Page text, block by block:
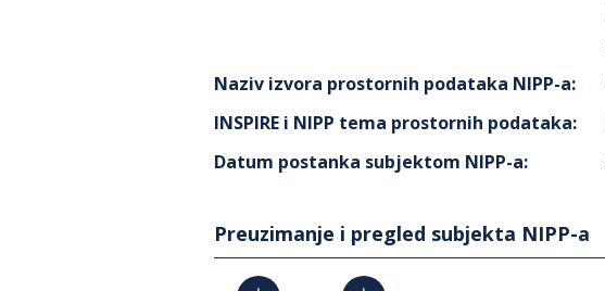
Naziv izvora prostornih podataka NIPP-a:
INSPIRE i NIPP tema prostornih podataka:
Datum postanka subjektom NIPP-a:
Preuzimanje i pregled subjekta NIPP-a